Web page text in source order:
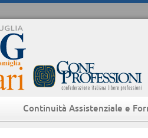
Continuità Assistenziale e